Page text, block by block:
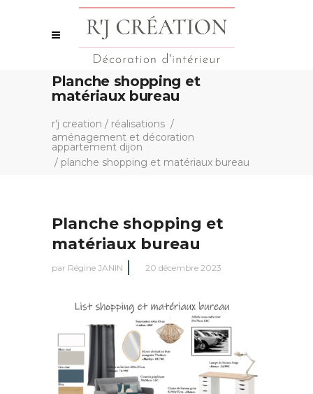
Planche shopping et
matériaux bureau
r'j creation / réalisations /
aménagement et décoration
appartement dijon
/ planche shopping et matériaux bureau
Planche shopping et
matériaux bureau
par Régine JANIN 20 décembre 2023